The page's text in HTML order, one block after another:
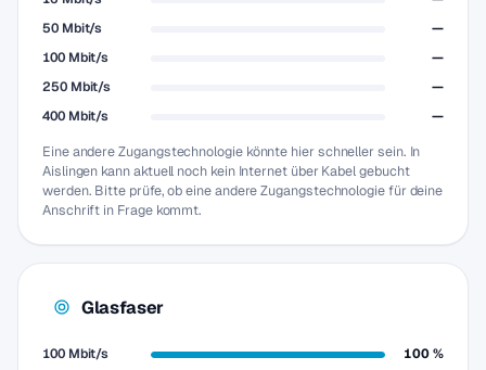
50 Mbit/s
—
100 Mbit/s
—
250 Mbit/s
—
400 Mbit/s
—
Eine andere Zugangstechnologie könnte hier schneller sein. In
Aislingen kann aktuell noch kein Internet über Kabel gebucht
werden. Bitte prüfe, ob eine andere Zugangstechnologie für deine
Anschrift in Frage kommt.
Glasfaser
100 Mbit/s
100 %